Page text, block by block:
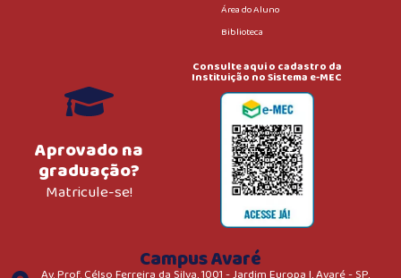
Área do Aluno
Biblioteca
Aprovado na
graduação?
Matricule-se!
Consulte aqui o cadastro da
Instituição no Sistema e-MEC
Campus Avaré